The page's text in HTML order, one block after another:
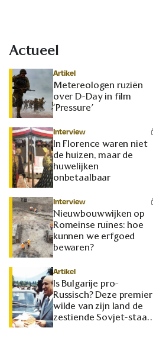
Actueel
Artikel
Metereologen ruziën
over D-Day in film
‘Pressure’
Interview
In Florence waren niet
de huizen, maar de
huwelijken
onbetaalbaar
Interview
Nieuwbouwwijken op
Romeinse ruïnes: hoe
kunnen we erfgoed
bewaren?
Artikel
Is Bulgarije pro-
Russisch? Deze premier
wilde van zijn land de
zestiende Sovjet-staat
maken